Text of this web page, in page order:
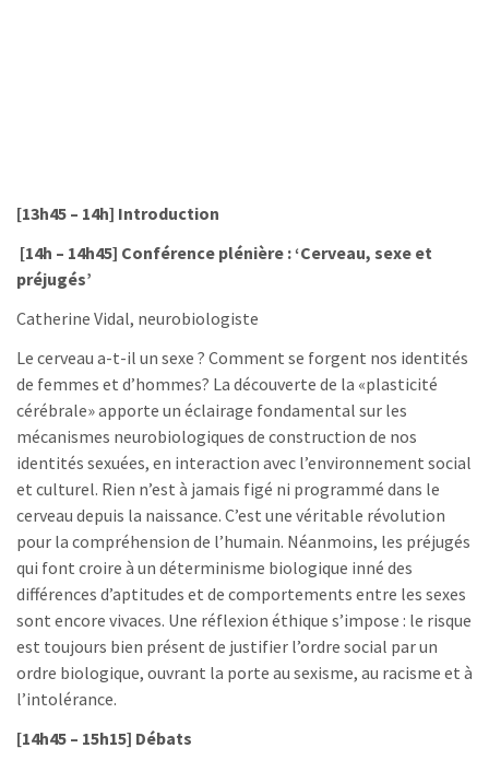
[13h45 – 14h] Introduction
[14h – 14h45] Conférence plénière : ‘Cerveau, sexe et
préjugés’
Catherine Vidal, neurobiologiste
Le cerveau a-t-il un sexe ? Comment se forgent nos identités
de femmes et d’hommes? La découverte de la «plasticité
cérébrale» apporte un éclairage fondamental sur les
mécanismes neurobiologiques de construction de nos
identités sexuées, en interaction avec l’environnement social
et culturel. Rien n’est à jamais figé ni programmé dans le
cerveau depuis la naissance. C’est une véritable révolution
pour la compréhension de l’humain. Néanmoins, les préjugés
qui font croire à un déterminisme biologique inné des
différences d’aptitudes et de comportements entre les sexes
sont encore vivaces. Une réflexion éthique s’impose : le risque
est toujours bien présent de justifier l’ordre social par un
ordre biologique, ouvrant la porte au sexisme, au racisme et à
l’intolérance.
[14h45 – 15h15] Débats